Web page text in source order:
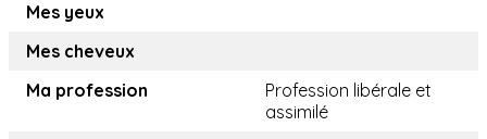
Mes yeux
Mes cheveux
Ma profession
Profession libérale et
assimilé